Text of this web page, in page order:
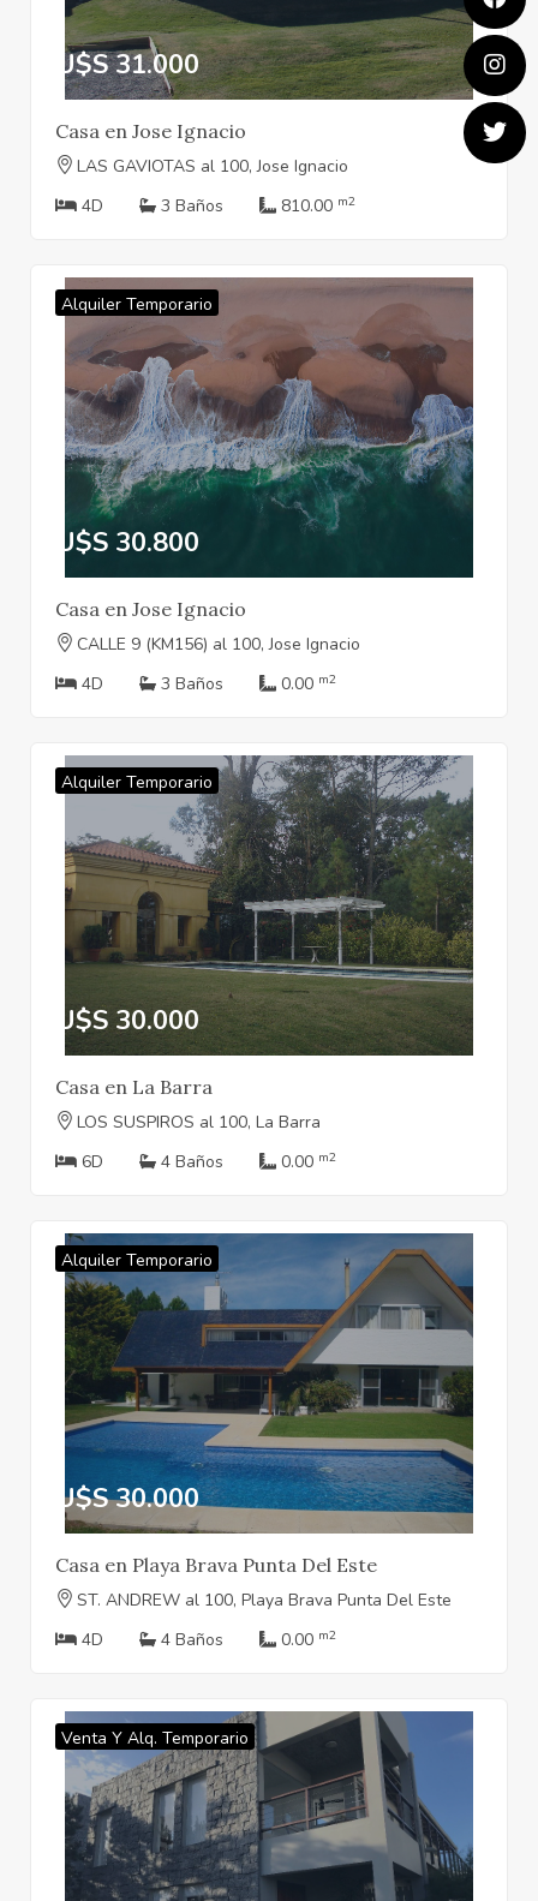
U$S 31.000
Casa en Jose Ignacio
LAS GAVIOTAS al 100, Jose Ignacio
4D
3 Baños 810.00 m2
Alquiler Temporario
U$S 30.800
Casa en Jose Ignacio
CALLE 9 (KM156) al 100, Jose Ignacio
4D
3 Baños 0.00 m2
Alquiler Temporario
U$S 30.000
Casa en La Barra
LOS SUSPIROS al 100, La Barra
6D
4 Baños 0.00 m2
Alquiler Temporario
U$S 30.000
Casa en Playa Brava Punta Del Este
ST. ANDREW al 100, Playa Brava Punta Del Este
4D
4 Baños 0.00 m2
Venta Y Alq. Temporario